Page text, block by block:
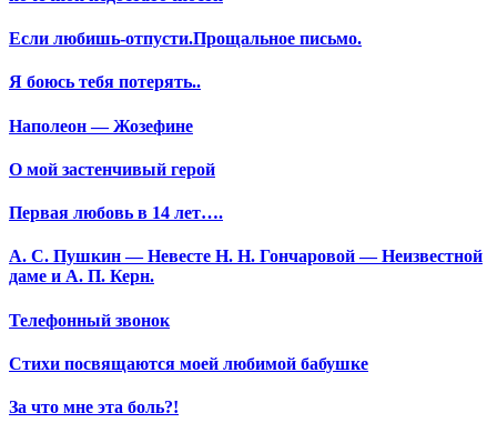
Если любишь-отпусти.Прощальное письмо.
Я боюсь тебя потерять..
Наполеон — Жозефине
О мой застенчивый герой
Первая любовь в 14 лет….
А. С. Пушкин — Невесте Н. Н. Гончаровой — Неизвестной
даме и А. П. Керн.
Телефонный звонок
Стихи посвящаются моей любимой бабушке
За что мне эта боль?!